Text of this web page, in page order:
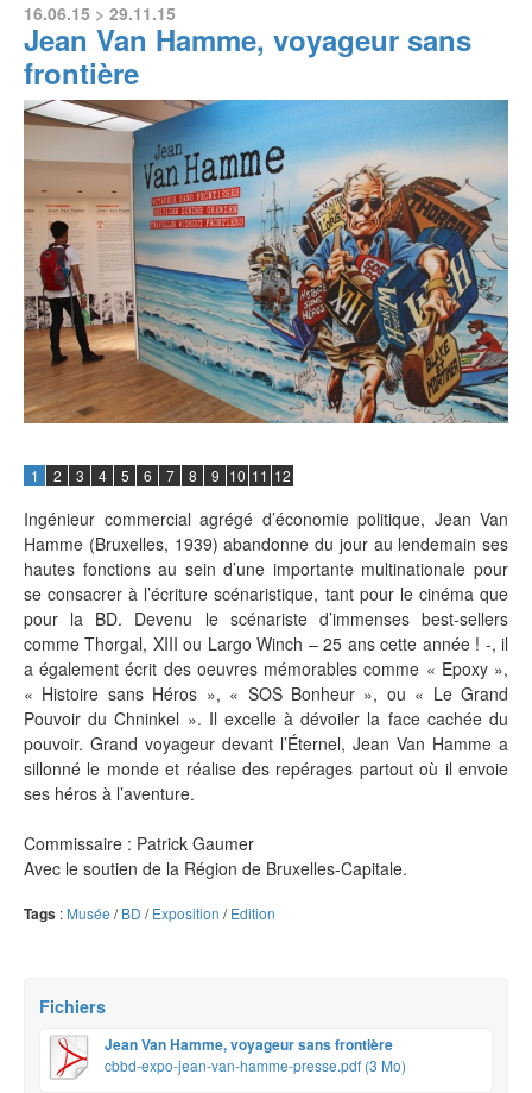
16.06.15 > 29.11.15
Jean Van Hamme, voyageur sans
frontière
1 2 3 4 5 6 7 8 9 10 11 12
Ingénieur commercial agrégé d’économie politique, Jean Van
Hamme (Bruxelles, 1939) abandonne du jour au lendemain ses
hautes fonctions au sein d’une importante multinationale pour
se consacrer à l’écriture scénaristique, tant pour le cinéma que
pour la BD. Devenu le scénariste d’immenses best-sellers
comme Thorgal, XIII ou Largo Winch – 25 ans cette année ! -, il
a également écrit des oeuvres mémorables comme « Epoxy »,
« Histoire sans Héros », « SOS Bonheur », ou « Le Grand
Pouvoir du Chninkel ». Il excelle à dévoiler la face cachée du
pouvoir. Grand voyageur devant l’Éternel, Jean Van Hamme a
sillonné le monde et réalise des repérages partout où il envoie
ses héros à l’aventure.
Commissaire : Patrick Gaumer
Avec le soutien de la Région de Bruxelles-Capitale.
Tags : Musée /BD /Exposition /Edition
Fichiers
Jean Van Hamme, voyageur sans frontière
cbbd-expo-jean-van-hamme-presse.pdf (3 Mo)